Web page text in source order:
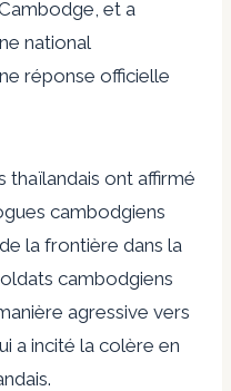
et a
national
réponse officielle
thaïlandais ont affirmé
cambodgiens
la frontière dans la
cambodgiens
agressive vers
a incité la colère en